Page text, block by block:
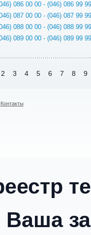
086 00 00 - (046) 086 99 99
087 00 00 - (046) 087 99 99
088 00 00 - (046) 088 99 99
089 00 00 - (046) 089 99 99
2 3 4 5 6 7 8 9
Контакты